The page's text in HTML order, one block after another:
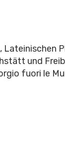
und
fuori le